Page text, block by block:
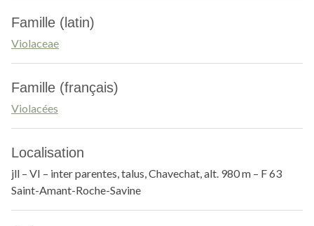
Famille (latin)
Violaceae
Famille (français)
Violacées
Localisation
jll – VI – inter parentes, talus, Chavechat, alt. 980 m – F 63
Saint-Amant-Roche-Savine